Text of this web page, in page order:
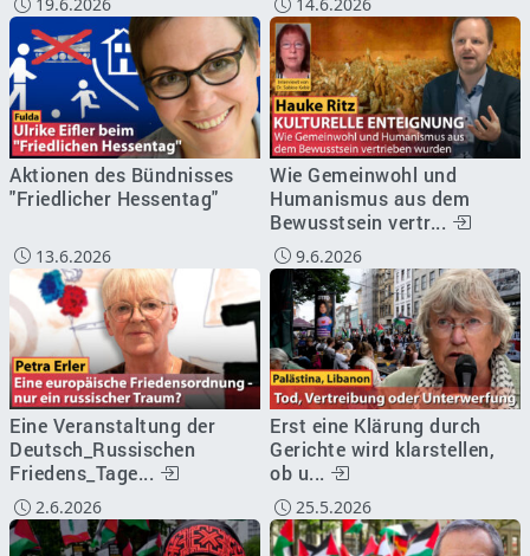
Aktionen des Bündnisses
"Friedlicher Hessentag"
Wie Gemeinwohl und
Humanismus aus dem
Bewusstsein vertr...
13.6.2026
Eine Veranstaltung der
Deutsch_Russischen
Friedens_Tage...
9.6.2026
Erst eine Klärung durch
Gerichte wird klarstellen,
ob u...
2.6.2026 25.5.2026